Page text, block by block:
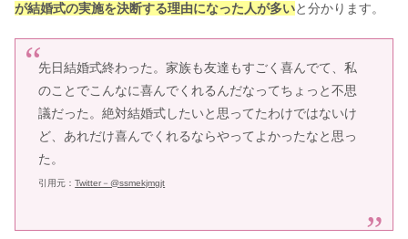
が結婚式の実施を決断する理由になった人が多いと分かります。
先日結婚式終わった。家族も友達もすごく喜んでて、私
のことでこんなに喜んでくれるんだなってちょっと不思
議だった。絶対結婚式したいと思ってたわけではないけ
ど、あれだけ喜んでくれるならやってよかったなと思っ
た。
引用元：Twitter－@ssmekjmgjt